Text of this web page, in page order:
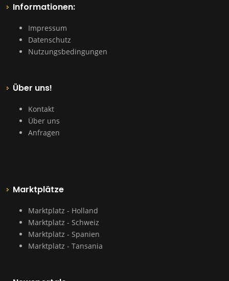
Informationen:
Impressum
Datenschutz
Nutzungsbedingungen
Über uns!
Kontakt
Über uns
Anfragen
Marktplätze
Marktplatz - Holland
Marktplatz - Schweiz
Marktplatz - Spanien
Marktplatz - Tansania